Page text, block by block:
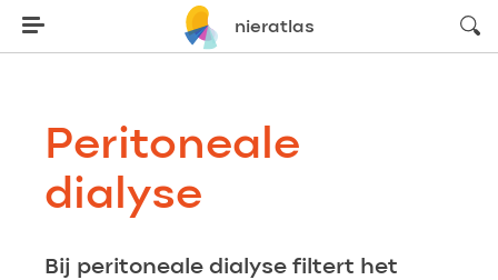
nieratlas
Peritoneale
dialyse
Bij peritoneale dialyse filtert het